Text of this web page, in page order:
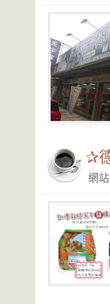
✰
網